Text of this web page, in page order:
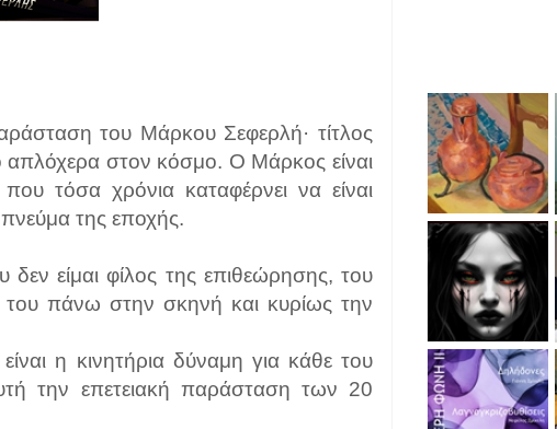
του Μάρκου Σεφερλή· τίτλος
απλόχερα στον κόσμο. Ο Μάρκος είναι
τόσα χρόνια καταφέρνει να είναι
πνεύμα της εποχής.
είμαι φίλος της επιθεώρησης, του
του πάνω στην σκηνή και κυρίως την
η κινητήρια δύναμη για κάθε του
την επετειακή παράσταση των 20